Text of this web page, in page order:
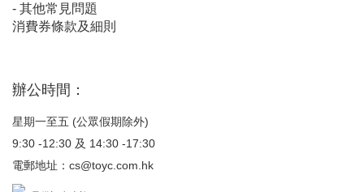
- 其他常見問題
消費券條款及細則
辦公時間：
星期一至五 (公眾假期除外)
9:30 -12:30 及 14:30 -17:30
電郵地址： cs@toyc.com.hk